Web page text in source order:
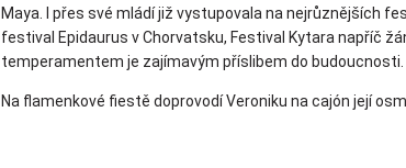
Maya. I přes své mládí již vystupovala na nejrůznějších
festival Epidaurus v Chorvatsku, Festival Kytara napříč
temperamentem je zajímavým příslibem do budoucnosti.
Na flamenkové fiestě doprovodí Veroniku na cajón její